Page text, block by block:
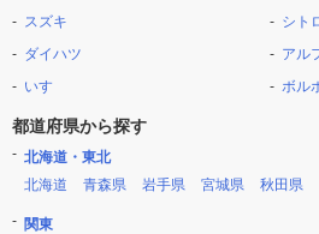
スズキ
ダイハツ
いすゞ
シト
アル
ボル
都道府県から探す
北海道・東北
北海道
青森県 岩手県 宮城県 秋田県
関東